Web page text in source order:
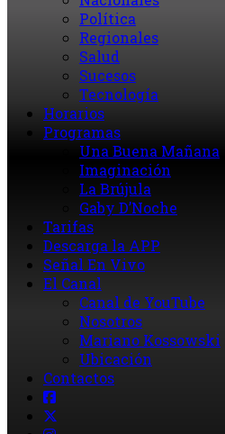
Política
Regionales
Salud
Sucesos
Tecnología
Horarios
Programas
Una Buena Mañana
Imaginación
La Brújula
Gaby D’Noche
Tarifas
Descarga la APP
Señal En Vivo
El Canal
Canal de YouTube
Nosotros
Mariano Kossowski
Ubicación
Contactos